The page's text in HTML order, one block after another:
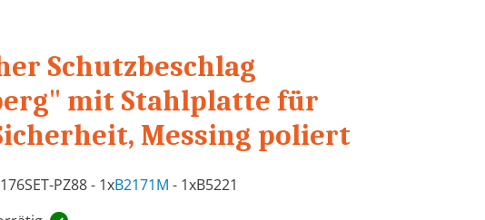
Schutzbeschlag
mit Stahlplatte für
Messing poliert
PZ88 - 1xB2171M - 1xB5221